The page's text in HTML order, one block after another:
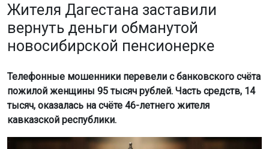
Жителя Дагестана заставили
вернуть деньги обманутой
новосибирской пенсионерке
Телефонные мошенники перевели с банковского счёта
пожилой женщины 95 тысяч рублей. Часть средств, 14
тысяч, оказалась на счёте 46-летнего жителя
кавказской республики.